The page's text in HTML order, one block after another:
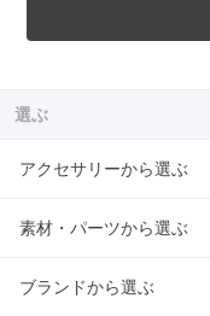
選ぶ
アクセサリーから選ぶ
素材・パーツから選ぶ
ブランドから選ぶ